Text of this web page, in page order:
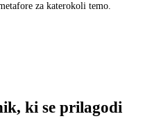
za katerokoli temo.
ki se prilagodi